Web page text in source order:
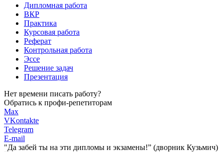
Дипломная работа
ВКР
Практика
Курсовая работа
Реферат
Контрольная работа
Эссе
Решение задач
Презентация
Нет времени писать работу?
Обратись к профи-репетиторам
Max
VKontakte
Telegram
E-mail
"Да забей ты на эти дипломы и экзамены!” (дворник Кузьмич)